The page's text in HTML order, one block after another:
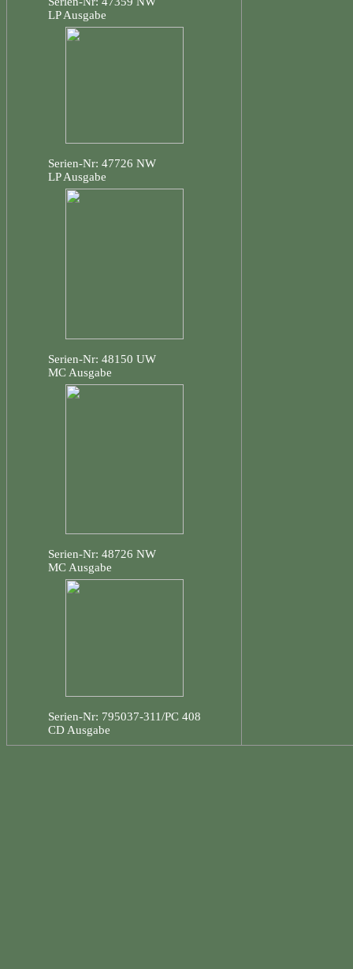
LP Ausgabe
Serien-Nr: 47726 NW
LP Ausgabe
Serien-Nr: 48150 UW
MC Ausgabe
Serien-Nr: 48726 NW
MC Ausgabe
Serien-Nr: 795037-311/PC 408
CD Ausgabe